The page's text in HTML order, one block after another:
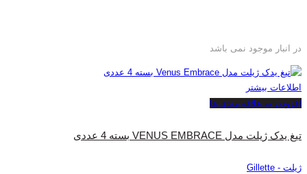
در انبار موجود نمی باشد
اطلاعات بیشتر
افزودن به علاقه مندی ها
تیغ یدک ژیلت مدل VENUS EMBRACE بسته 4 عددی
ژیلت - Gillette